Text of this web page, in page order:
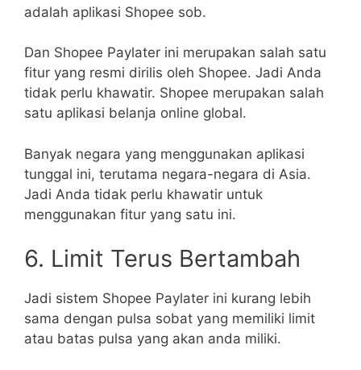
adalah aplikasi Shopee sob.
Dan Shopee Paylater ini merupakan salah satu
fitur yang resmi dirilis oleh Shopee. Jadi Anda
tidak perlu khawatir. Shopee merupakan salah
satu aplikasi belanja online global.
Banyak negara yang menggunakan aplikasi
tunggal ini, terutama negara-negara di Asia.
Jadi Anda tidak perlu khawatir untuk
menggunakan fitur yang satu ini.
6. Limit Terus Bertambah
Jadi sistem Shopee Paylater ini kurang lebih
sama dengan pulsa sobat yang memiliki limit
atau batas pulsa yang akan anda miliki.